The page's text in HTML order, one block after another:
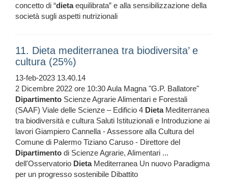
concetto di “dietaequilibrata” e alla sensibilizzazione della
società sugli aspetti nutrizionali
11. Dieta mediterranea tra biodiversita’ e
cultura (25%)
13-feb-2023 13.40.14
2 Dicembre 2022 ore 10:30 Aula Magna "G.P. Ballatore"
Dipartimento Scienze Agrarie Alimentari e Forestali
(SAAF) Viale delle Scienze – Edificio 4 DietaMediterranea
tra biodiversità e cultura Saluti Istituzionali e Introduzione ai
lavori Giampiero Cannella - Assessore alla Cultura del
Comune di Palermo Tiziano Caruso - Direttore del
Dipartimento di Scienze Agrarie, Alimentari ...
dell'Osservatorio DietaMediterranea Un nuovo Paradigma
per un progresso sostenibile Dibattito